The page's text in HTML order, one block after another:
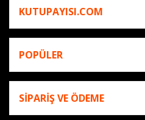
KUTUPAYISI.COM
POPÜLER
SİPARİŞ VE ÖDEME